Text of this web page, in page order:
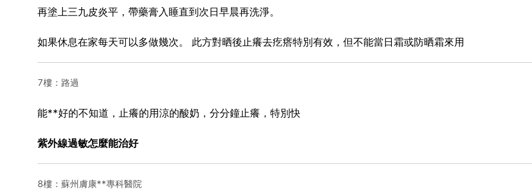
再塗上三九皮炎平，帶藥膏入睡直到次日早晨再洗淨。
如果休息在家每天可以多做幾次。 此方對晒後止癢去疙瘩特別有效，但不能當日霜或防晒霜來用
7樓：路過
能**好的不知道，止癢的用涼的酸奶，分分鐘止癢，特別快
紫外線過敏怎麼能治好
8樓：蘇州膚康**專科醫院